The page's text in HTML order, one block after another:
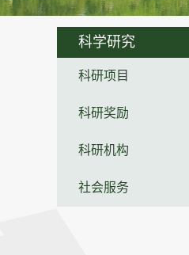
科学研究
科研项目
科研奖励
科研机构
社会服务